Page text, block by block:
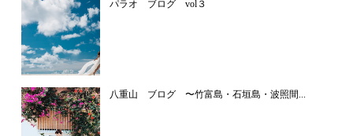
パラオ ブログ vol３
八重山 ブログ 〜竹富島・石垣島・波照間...